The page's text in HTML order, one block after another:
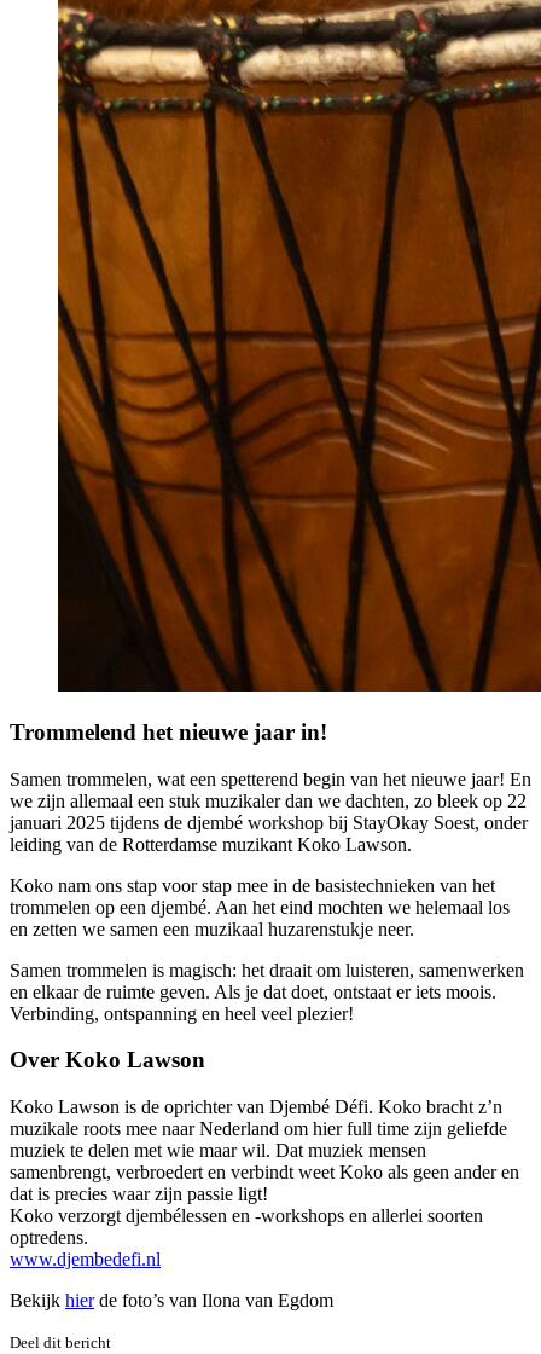
Trommelend het nieuwe jaar in!
Samen trommelen, wat een spetterend begin van het nieuwe jaar! En
we zijn allemaal een stuk muzikaler dan we dachten, zo bleek op 22
januari 2025 tijdens de djembé workshop bij StayOkay Soest, onder
leiding van de Rotterdamse muzikant Koko Lawson.
Koko nam ons stap voor stap mee in de basistechnieken van het
trommelen op een djembé. Aan het eind mochten we helemaal los
en zetten we samen een muzikaal huzarenstukje neer.
Samen trommelen is magisch: het draait om luisteren, samenwerken
en elkaar de ruimte geven. Als je dat doet, ontstaat er iets moois.
Verbinding, ontspanning en heel veel plezier!
Over Koko Lawson
Koko Lawson is de oprichter van Djembé Défi. Koko bracht z’n
muzikale roots mee naar Nederland om hier full time zijn geliefde
muziek te delen met wie maar wil. Dat muziek mensen
samenbrengt, verbroedert en verbindt weet Koko als geen ander en
dat is precies waar zijn passie ligt!
Koko verzorgt djembélessen en -workshops en allerlei soorten
optredens.
www.djembedefi.nl
Bekijk hierde foto’s van Ilona van Egdom
Deel dit bericht